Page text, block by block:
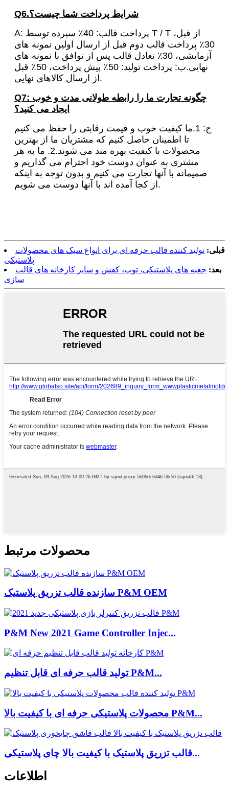
Q6.شرایط پرداخت شما چیست؟
A: پرداخت قالب: 40٪ سپرده توسط T / T از قبل،
30٪ پرداخت قالب دوم قبل از ارسال اولین نمونه های
آزمایشی، 30٪ تعادل قالب پس از توافق با نمونه های
نهایی.ب: پرداخت تولید: 50٪ پیش پرداخت، 50٪ قبل
از ارسال کالاهای نهایی.
Q7: چگونه تجارت ما را رابطه طولانی مدت و خوب
ایجاد می کنید؟
ج: 1.ما کیفیت خوب و قیمت رقابتی را حفظ می کنیم
تا اطمینان حاصل کنیم که مشتریان ما از بهترین
محصولات با کیفیت بهره مند می شوند.2. ما به هر
مشتری به عنوان دوست خود احترام می گذاریم و
صمیمانه با آنها تجارت می کنیم و بدون توجه به اینکه
از کجا آمده اند با آنها دوست می شویم.
قبلی: تولید کننده قالب حرفه ای برای انواع سبک های محصولات
پلاستیکی
بعد: جعبه های پلاستیکی، توپ، کفش و سایر کارخانه های قالب
سازی
محصولات مرتبط
سازنده قالب تزریق پلاستیک P&M OEM
P&M New 2021 Game Controller Injec...
تولید قالب حرفه ای قابل تنظیم P&M...
محصولات پلاستیکی حرفه ای با کیفیت بالا P&M...
قالب تزریق پلاستیک با کیفیت بالا چای پلاستیکی...
اطلاعات